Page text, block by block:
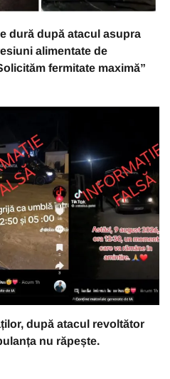
dură după atacul asupra
alimentate de
fermitate maximă”
după atacul revoltător
nu răpește.